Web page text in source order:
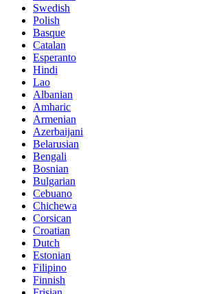
Swedish
Polish
Basque
Catalan
Esperanto
Hindi
Lao
Albanian
Amharic
Armenian
Azerbaijani
Belarusian
Bengali
Bosnian
Bulgarian
Cebuano
Chichewa
Corsican
Croatian
Dutch
Estonian
Filipino
Finnish